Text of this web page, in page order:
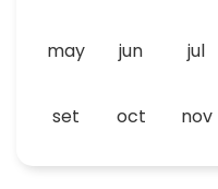
may jun jul
set oct nov